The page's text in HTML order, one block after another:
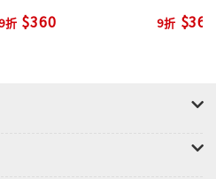
耳的絕妙聽覺體驗。
折 $360 9折 $360